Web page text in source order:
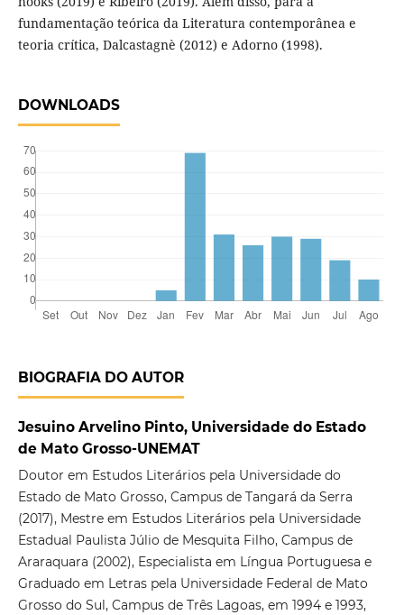
fundamentação teórica da Literatura contemporânea e
teoria crítica, Dalcastagnè (2012) e Adorno (1998).
DOWNLOADS
BIOGRAFIA DO AUTOR
Jesuino Arvelino Pinto, Universidade do Estado
de Mato Grosso-UNEMAT
Doutor em Estudos Literários pela Universidade do
Estado de Mato Grosso, Campus de Tangará da Serra
(2017), Mestre em Estudos Literários pela Universidade
Estadual Paulista Júlio de Mesquita Filho, Campus de
Araraquara (2002), Especialista em Língua Portuguesa e
Graduado em Letras pela Universidade Federal de Mato
Grosso do Sul, Campus de Três Lagoas, em 1994 e 1993,